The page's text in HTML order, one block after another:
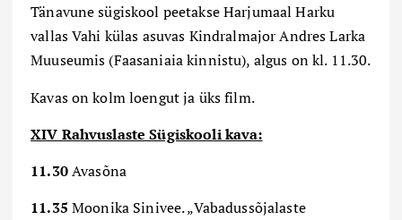
Tänavune sügiskool peetakse Harjumaal Harku
vallas Vahi külas asuvas Kindralmajor Andres Larka
Muuseumis (Faasaniaia kinnistu), algus on kl. 11.30.
Kavas on kolm loengut ja üks film.
XIV Rahvuslaste Sügiskooli kava:
11.30Avasõna
11.35 Moonika Sinivee. „Vabadussõjalaste